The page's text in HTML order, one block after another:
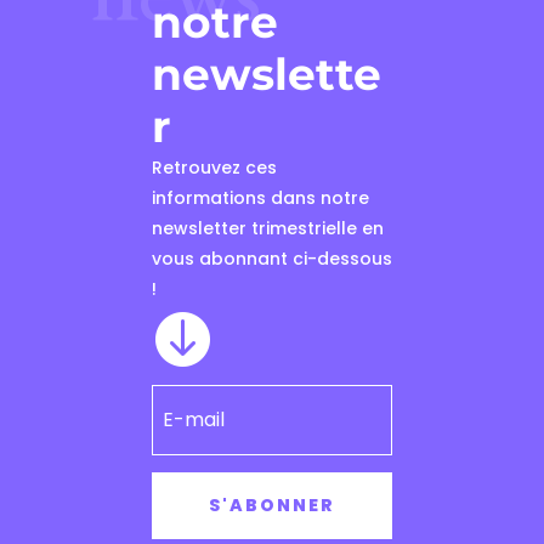
notre
newslette
r
Retrouvez ces
informations dans notre
newsletter trimestrielle en
vous abonnant ci-dessous
!

S'ABONNER